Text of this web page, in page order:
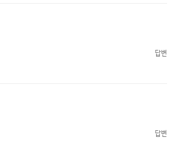
답변
답변